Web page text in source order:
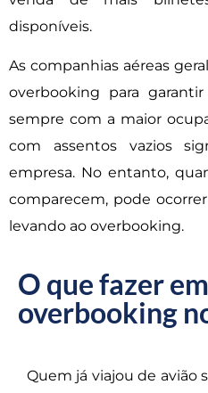
disponíveis.
As companhias aéreas
overbooking para
sempre com a maior
com assentos vazios
empresa. No entanto,
comparecem, pode
levando ao overbooking.
O que fazer
overbooking
Quem já viajou de avião